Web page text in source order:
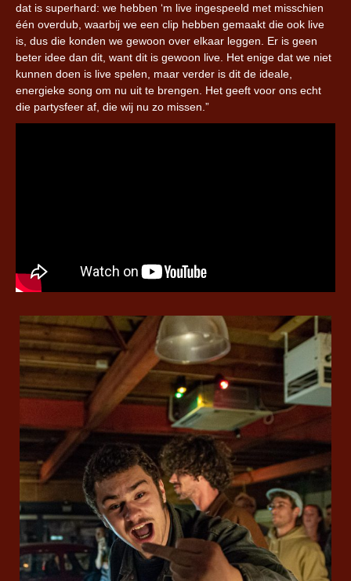
dat is superhard: we hebben ‘m live ingespeeld met misschien
één overdub, waarbij we een clip hebben gemaakt die ook live
is, dus die konden we gewoon over elkaar leggen. Er is geen
beter idee dan dit, want dit is gewoon live. Het enige dat we niet
kunnen doen is live spelen, maar verder is dit de ideale,
energieke song om nu uit te brengen. Het geeft voor ons echt
die partysfeer af, die wij nu zo missen.”